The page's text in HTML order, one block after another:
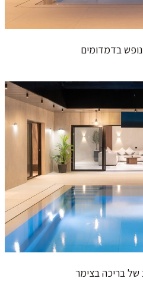
נופש בדמדומים
של בריכה בצימר